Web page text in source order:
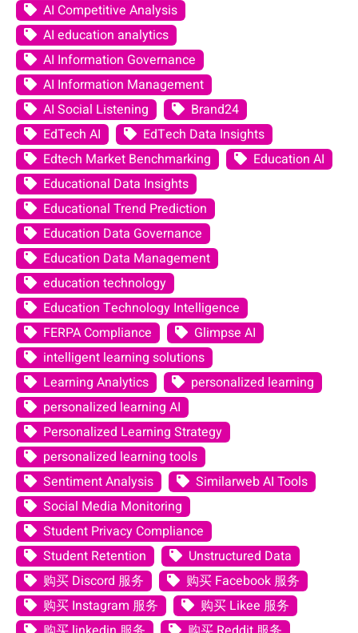
AI Competitive Analysis
AI education analytics
AI Information Governance
AI Information Management
AI Social Listening
Brand24
EdTech AI
EdTech Data Insights
Edtech Market Benchmarking
Education AI
Educational Data Insights
Educational Trend Prediction
Education Data Governance
Education Data Management
education technology
Education Technology Intelligence
FERPA Compliance
Glimpse AI
intelligent learning solutions
Learning Analytics
personalized learning
personalized learning AI
Personalized Learning Strategy
personalized learning tools
Sentiment Analysis
Similarweb AI Tools
Social Media Monitoring
Student Privacy Compliance
Student Retention
Unstructured Data
购买 Discord 服务
购买 Facebook 服务
购买 Instagram 服务
购买 Likee 服务